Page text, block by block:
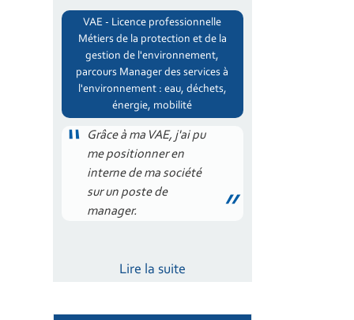
VAE - Licence professionnelle
Métiers de la protection et de la
gestion de l'environnement,
parcours Manager des services à
l'environnement : eau, déchets,
énergie, mobilité
Grâce à ma VAE, j'ai pu
me positionner en
interne de ma société
sur un poste de
manager.
Lire la suite